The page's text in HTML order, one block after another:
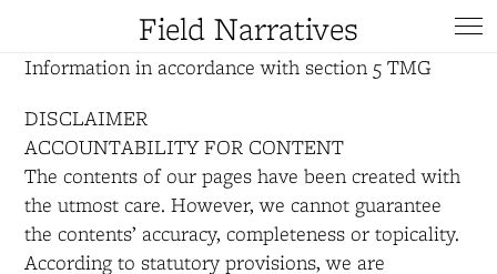
Field Narratives
LEGAL DISCLOSURE
Information in accordance with section 5 TMG
DISCLAIMER
ACCOUNTABILITY FOR CONTENT
The contents of our pages have been created with
the utmost care. However, we cannot guarantee
the contents’ accuracy, completeness or topicality.
According to statutory provisions, we are